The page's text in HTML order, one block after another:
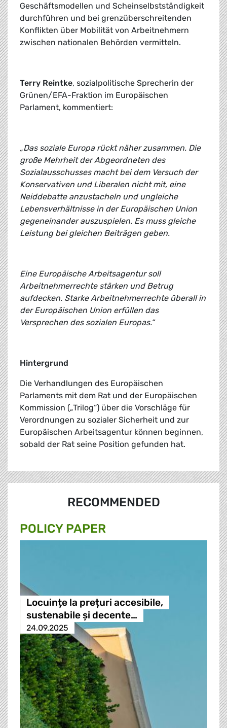
Geschäftsmodellen und Scheinselbstständigkeit
durchführen und bei grenzüberschreitenden
Konflikten über Mobilität von Arbeitnehmern
zwischen nationalen Behörden vermitteln.
Terry Reintke, sozialpolitische Sprecherin der
Grünen/EFA-Fraktion im Europäischen
Parlament, kommentiert:
„Das soziale Europa rückt näher zusammen. Die
große Mehrheit der Abgeordneten des
Sozialausschusses macht bei dem Versuch der
Konservativen und Liberalen nicht mit, eine
Neiddebatte anzustacheln und ungleiche
Lebensverhältnisse in der Europäischen Union
gegeneinander auszuspielen. Es muss gleiche
Leistung bei gleichen Beiträgen geben.
Eine Europäische Arbeitsagentur soll
Arbeitnehmerrechte stärken und Betrug
aufdecken. Starke Arbeitnehmerrechte überall in
der Europäischen Union erfüllen das
Versprechen des sozialen Europas.“
Hintergrund
Die Verhandlungen des Europäischen
Parlaments mit dem Rat und der Europäischen
Kommission („Trilog“) über die Vorschläge für
Verordnungen zu sozialer Sicherheit und zur
Europäischen Arbeitsagentur können beginnen,
sobald der Rat seine Position gefunden hat.
RECOMMENDED
POLICY PAPER
Locuințe la prețuri accesibile,
sustenabile și decente…
24.09.2025